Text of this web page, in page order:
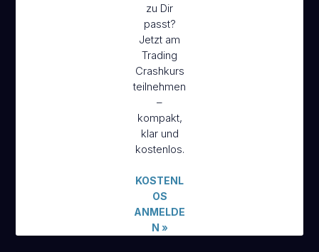
zu Dir
passt?
Jetzt am
Trading
Crashkurs
teilnehmen
–
kompakt,
klar und
kostenlos.
KOSTENL
OS
ANMELDE
N »